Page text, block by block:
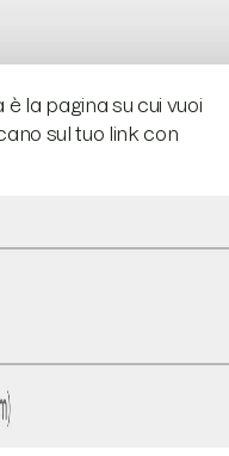
è la pagina su cui vuoi
sul tuo link con